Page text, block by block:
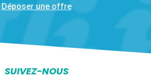
Déposer une offre
SUIVEZ-NOUS